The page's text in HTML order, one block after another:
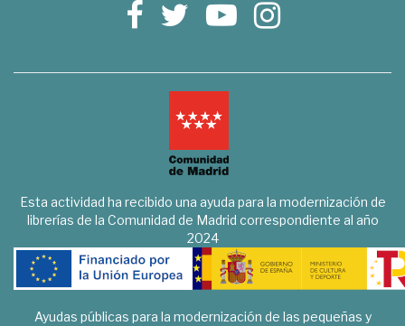
Esta actividad ha recibido una ayuda para la modernización de
librerías de la Comunidad de Madrid correspondiente al año
2024
Ayudas públicas para la modernización de las pequeñas y